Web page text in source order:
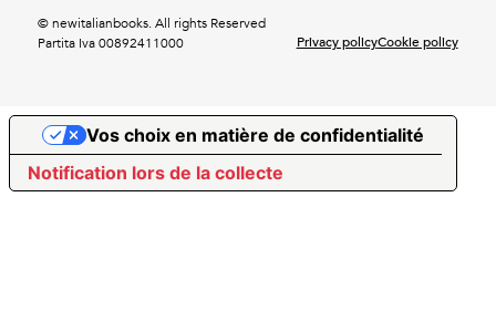
© newitalianbooks. All rights Reserved
Partita Iva 00892411000
Privacy policyCookie policy
Notification lors de la collecte
Vos choix en matière de confidentialité